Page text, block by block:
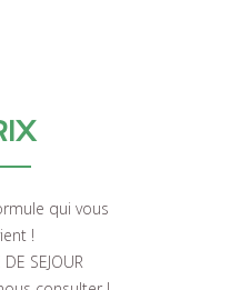
qui vous
!
DE SEJOUR